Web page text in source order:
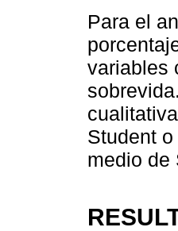
Para el
variables
Student
medio de